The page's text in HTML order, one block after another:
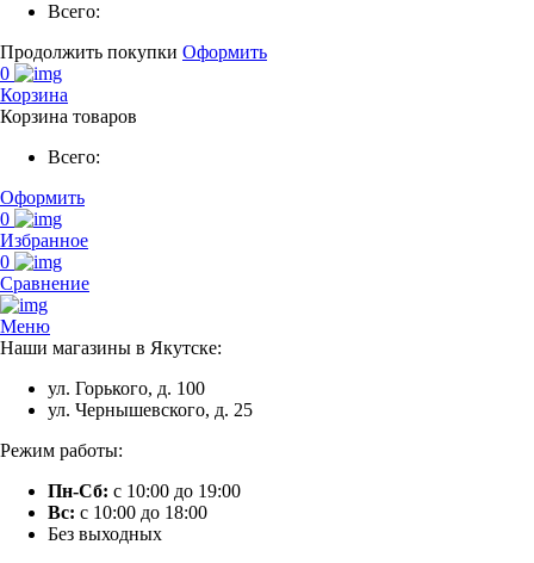
Всего:
Продолжить покупки Оформить
0
Корзина
Корзина товаров
Всего:
Оформить
0
Избранное
0
Сравнение
Меню
Наши магазины в Якутске:
ул. Горького, д. 100
ул. Чернышевского, д. 25
Режим работы:
Пн-Сб: с 10:00 до 19:00
Вс: с 10:00 до 18:00
Без выходных